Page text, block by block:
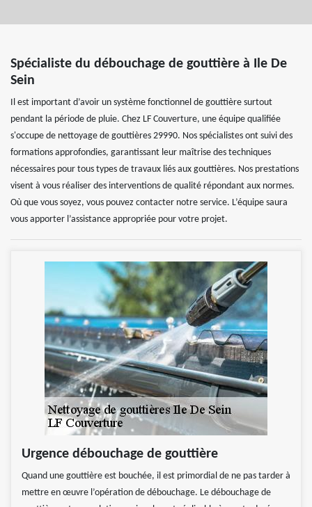
Spécialiste du débouchage de gouttière à Ile De
Sein
Il est important d’avoir un système fonctionnel de gouttière surtout
pendant la période de pluie. Chez LF Couverture, une équipe qualifiée
s'occupe de nettoyage de gouttières 29990. Nos spécialistes ont suivi des
formations approfondies, garantissant leur maîtrise des techniques
nécessaires pour tous types de travaux liés aux gouttières. Nos prestations
visent à vous réaliser des interventions de qualité répondant aux normes.
Où que vous soyez, vous pouvez contacter notre service. L’équipe saura
vous apporter l’assistance appropriée pour votre projet.
Urgence débouchage de gouttière
Quand une gouttière est bouchée, il est primordial de ne pas tarder à
mettre en œuvre l’opération de débouchage. Le débouchage de